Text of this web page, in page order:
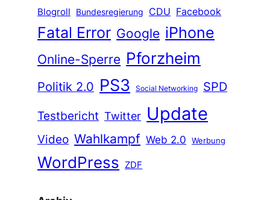
Blogroll Bundesregierung CDU Facebook
Fatal Error Google iPhone
Online-Sperre Pforzheim
Politik 2.0 PS3 Social Networking
SPD
Testbericht Twitter Update
Video Wahlkampf Web 2.0 Werbung
WordPress ZDF